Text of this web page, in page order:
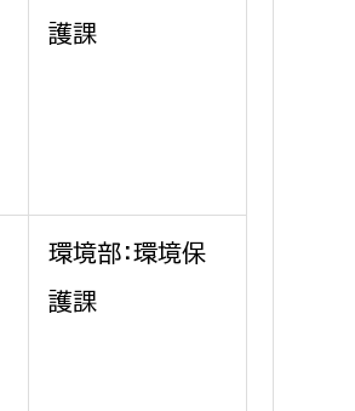
護課
環境部：環境保
護課